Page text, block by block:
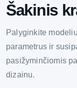
Šakinis
Palyginkite
parametrus ir
pasižyminčiomis
dizainu.